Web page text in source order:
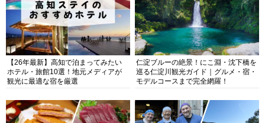
【26年最新】高知で泊まってみたい
ホテル・旅館10選！地元メディアが
観光に最適な宿を厳選
仁淀ブルーの絶景！にこ淵・沈下橋を
巡る仁淀川観光ガイド｜グルメ・宿・
モデルコースまで完全網羅！